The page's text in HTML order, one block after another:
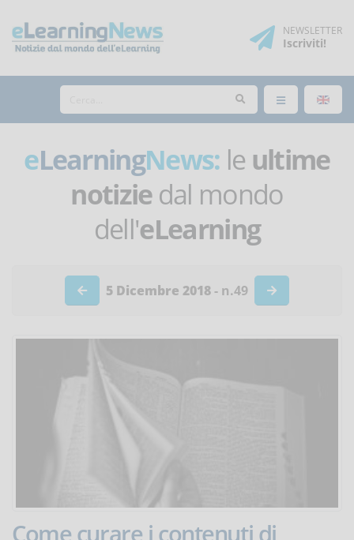
NEWSLETTER
Iscriviti!
eLearningNews: le ultime
notiziedal mondo
dell'eLearning
5 Dicembre 2018 - n.49
Come curare i contenuti di